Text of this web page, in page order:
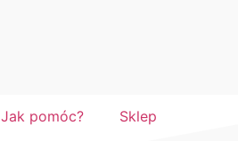
Jak pomóc? Sklep